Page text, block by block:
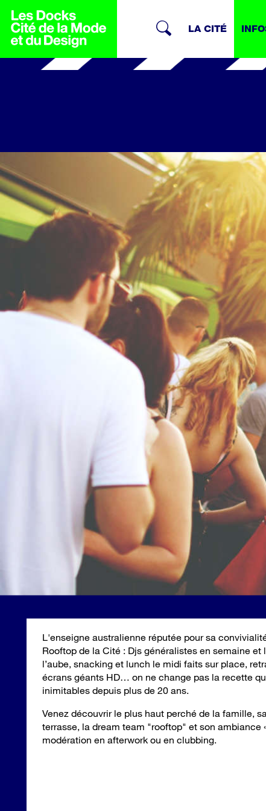
LA CITÉ
L'enseigne australienne réputée pour sa
Rooftop de la Cité : Djs généralistes en semaine et
l’aube, snacking et lunch le midi faits sur place,
écrans géants HD… on ne change pas la recette
inimitables depuis plus de 20 ans.
Venez découvrir le plus haut perché de la famille,
terrasse, la dream team "rooftop" et son ambiance
modération en afterwork ou en clubbing.